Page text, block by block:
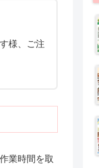
様、ご注
業時間を取